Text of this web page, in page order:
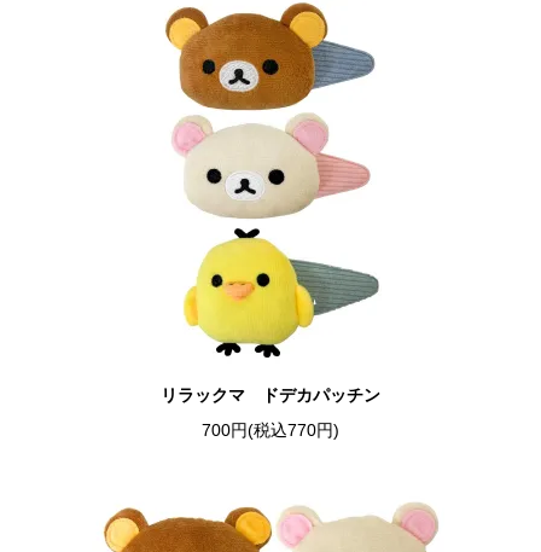
リラックマ ドデカパッチン
700円(税込770円)